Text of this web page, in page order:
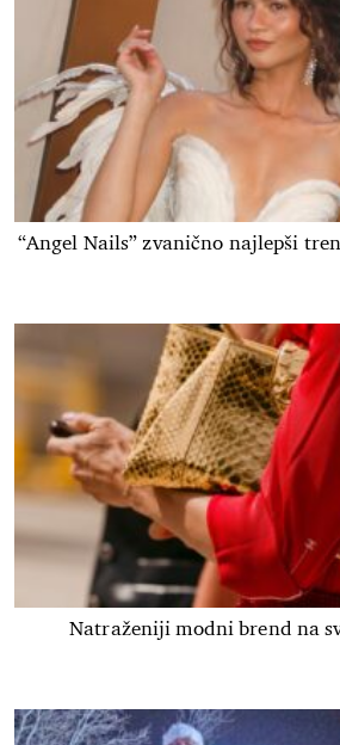
“Angel Nails” zvanično najlepši
Natraženiji modni brend na